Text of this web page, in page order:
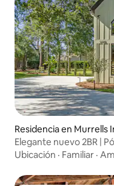
Residencia en Murrells
Elegante nuevo 2BR |
Ubicación · Familiar ·